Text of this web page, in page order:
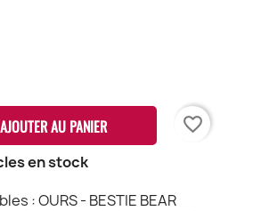
AJOUTER AU PANIER favorite_border
en stock
: OURS - BESTIE BEAR